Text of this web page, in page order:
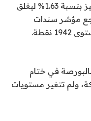
مستوى 3120 نقطة، وزاد مؤشر تميز بنسبة 1.63% ليغلق
فيما تراجع مؤشر سندات
بالبورصة في ختام
وانخفضت أسهم 53 شركة، ولم تتغير مستويات